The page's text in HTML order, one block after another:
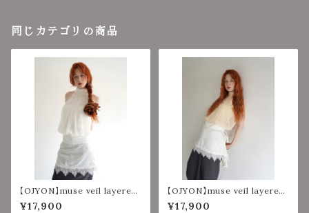
同じカテゴリの商品
【OJYON】muse veil layered
top 【WHITE】
¥17,900
【OJYON】muse veil layered
top 【YELLOW】
¥17,900